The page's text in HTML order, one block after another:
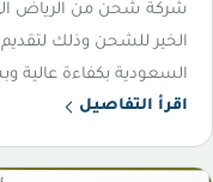
شركة شحن من الرياض
الخير للشحن وذلك
السعودية بكفاءة عالية
اقرأ التفاصيل